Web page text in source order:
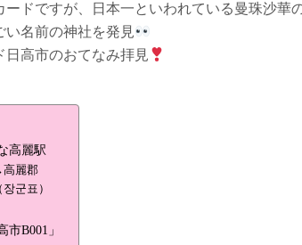
ドですが、日本一といわれている曼珠沙華
い名前の神社を発見
日高市のおてなみ拝見
高麗駅
麗郡
군표）
B001」